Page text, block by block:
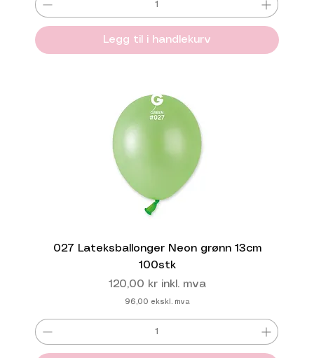
Legg til i handlekurv
027 Lateksballonger Neon grønn 13cm
100stk
Pris
120,00 kr inkl. mva
96,00 ekskl. mva